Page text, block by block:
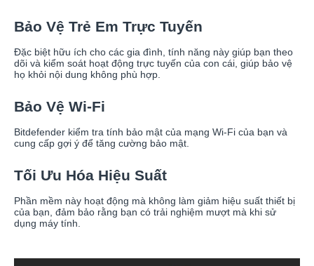
Bảo Vệ Trẻ Em Trực Tuyến
Đặc biệt hữu ích cho các gia đình, tính năng này giúp bạn theo
dõi và kiểm soát hoạt động trực tuyến của con cái, giúp bảo vệ
họ khỏi nội dung không phù hợp.
Bảo Vệ Wi-Fi
Bitdefender kiểm tra tính bảo mật của mạng Wi-Fi của bạn và
cung cấp gợi ý để tăng cường bảo mật.
Tối Ưu Hóa Hiệu Suất
Phần mềm này hoạt động mà không làm giảm hiệu suất thiết bị
của bạn, đảm bảo rằng bạn có trải nghiệm mượt mà khi sử
dụng máy tính.